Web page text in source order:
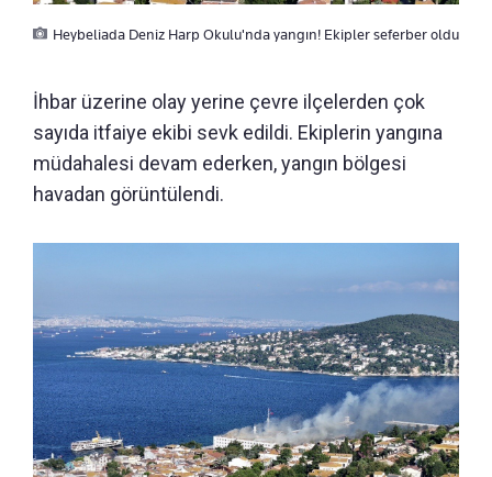
Heybeliada Deniz Harp Okulu'nda yangın! Ekipler seferber oldu
İhbar üzerine olay yerine çevre ilçelerden çok
sayıda itfaiye ekibi sevk edildi. Ekiplerin yangına
müdahalesi devam ederken, yangın bölgesi
havadan görüntülendi.